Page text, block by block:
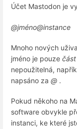
Účet Mastodon je
@jméno@instance
Mnoho nových
jméno je pouze část
nepoužitelná,
napsáno za @ .
Pokud někoho na
software obvykle
instanci, ke které